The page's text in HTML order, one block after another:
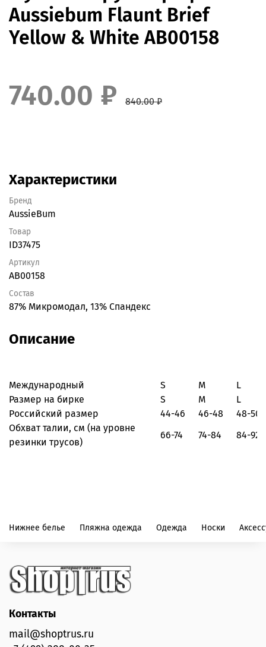
Aussiebum Flaunt Brief
Yellow & White AB00158
740.00 ₽ 840.00 ₽
Характеристики
Бренд
AussieBum
Товар
ID37475
Артикул
AB00158
Состав
87% Микромодал, 13% Спандекс
Описание
Международный S M
L
Размер на бирке
S M
L
Российский размер
44-46 46-48
48-50
Обхват талии, см (на уровне
резинки трусов)
66-74 74-84 84-92
Нижнее белье Пляжна одежда Одежда Носки
Контакты
mail@shoptrus.ru